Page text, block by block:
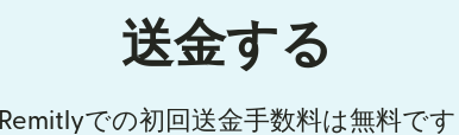
送金する
Remitlyでの初回送金手数料は無料です